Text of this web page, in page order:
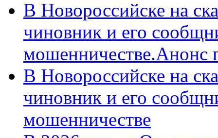
В Новороссийске на
чиновник и его
мошенничестве.Анонс
В Новороссийске на
чиновник и его
мошенничестве